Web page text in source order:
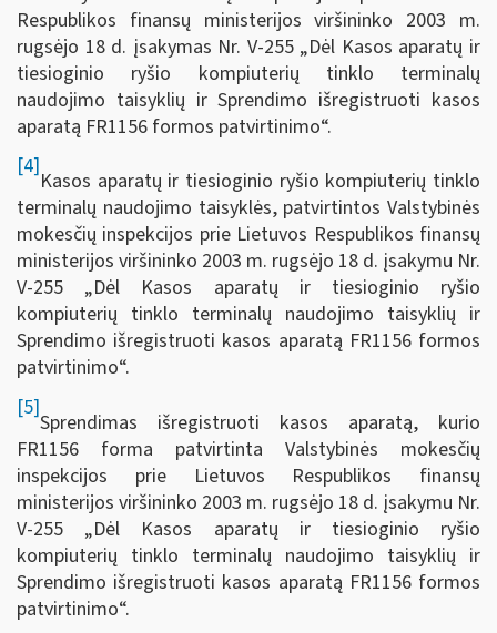
Respublikos finansų ministerijos viršininko 2003 m.
rugsėjo 18 d. įsakymas Nr. V-255 „Dėl Kasos aparatų ir
tiesioginio ryšio kompiuterių tinklo terminalų
naudojimo taisyklių ir Sprendimo išregistruoti kasos
aparatą FR1156 formos patvirtinimo“.
[4]
Kasos aparatų ir tiesioginio ryšio kompiuterių tinklo
terminalų naudojimo taisyklės, patvirtintos Valstybinės
mokesčių inspekcijos prie Lietuvos Respublikos finansų
ministerijos viršininko 2003 m. rugsėjo 18 d. įsakymu Nr.
V-255 „Dėl Kasos aparatų ir tiesioginio ryšio
kompiuterių tinklo terminalų naudojimo taisyklių ir
Sprendimo išregistruoti kasos aparatą FR1156 formos
patvirtinimo“.
[5]
Sprendimas išregistruoti kasos aparatą, kurio
FR1156 forma patvirtinta Valstybinės mokesčių
inspekcijos prie Lietuvos Respublikos finansų
ministerijos viršininko 2003 m. rugsėjo 18 d. įsakymu Nr.
V-255 „Dėl Kasos aparatų ir tiesioginio ryšio
kompiuterių tinklo terminalų naudojimo taisyklių ir
Sprendimo išregistruoti kasos aparatą FR1156 formos
patvirtinimo“.